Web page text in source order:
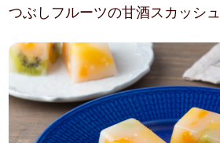
つぶしフルーツの甘酒スカッシュ